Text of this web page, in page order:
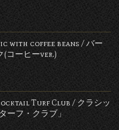
with coffee beans / バー
(コーヒーver.)
Turf Club / クラシッ
ーフ・クラブ」